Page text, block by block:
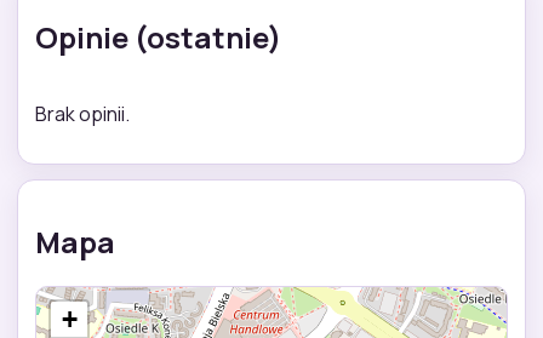
Opinie (ostatnie)
Brak opinii.
Mapa
+